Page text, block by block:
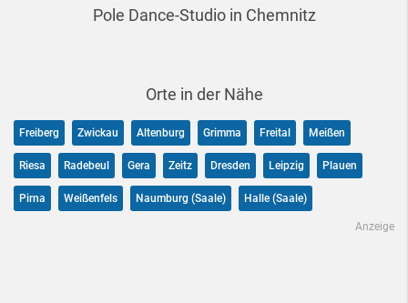
Pole Dance-Studio in Chemnitz
Orte in der Nähe
Freiberg Zwickau Altenburg Grimma Freital Meißen
Riesa Radebeul Gera Zeitz Dresden Leipzig Plauen
Pirna Weißenfels Naumburg (Saale) Halle (Saale)
Anzeige